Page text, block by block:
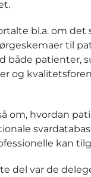
bl.a. om
til
både patienter,
og
om, hvordan
kan
del var de